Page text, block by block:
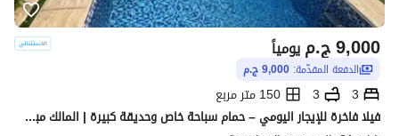
ج.م9,000 يومياً
الدفعة المقدّمة: 9,000 ج.م
3
3
150 متر مربع
فيلا فاخرة للإيجار اليومي – حمام سباحة خاص وحديقة كبيرة | المالك مباشر